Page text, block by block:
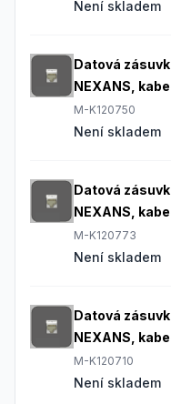
Není skladem
Datová
NEXANS,
M-K120750
Není skladem
Datová
NEXANS,
M-K120773
Není skladem
Datová
NEXANS,
M-K120710
Není skladem